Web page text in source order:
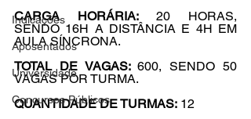
Indicações
Aposentados
Universidade
Concursos Públicos
CARGA HORÁRIA: 20 HORAS,
SENDO 16H A DISTÂNCIA E 4H EM
AULA SÍNCRONA.
TOTAL DE VAGAS: 600, SENDO 50
VAGAS POR TURMA.
QUANTIDADE DE TURMAS: 12